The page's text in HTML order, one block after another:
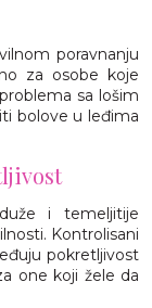
poravnanju
za osobe koje
sa lošim
bolove u leđima
i temeljitije
Kontrolisani
pokretljivost
one koji žele da